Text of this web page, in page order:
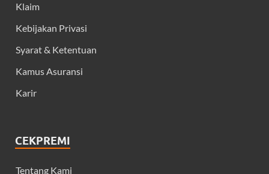
Klaim
Kebijakan Privasi
Syarat & Ketentuan
Kamus Asuransi
Karir
CEKPREMI
Tentang Kami